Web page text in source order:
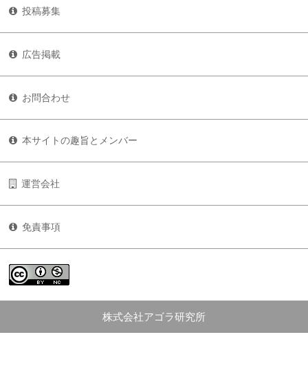
投稿募集
広告掲載
お問合わせ
本サイトの趣旨とメンバー
運営会社
免責事項
株式会社アゴラ研究所